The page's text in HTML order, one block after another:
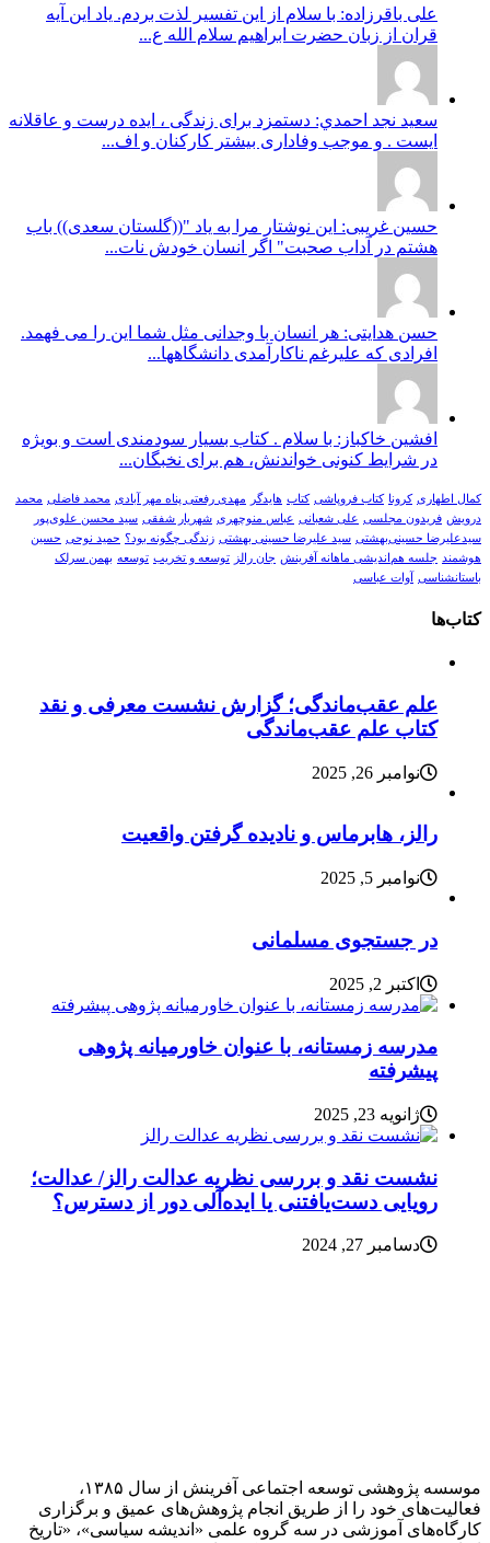
علی باقرزاده: با سلام از این تفسیر لذت بردم. یاد این آیه
قران از زبان حضرت ابراهیم سلام الله ع...
سعيد نجد احمدي: دستمزد برای زندگی ، ایده درست و عاقلانه
ایست . و موجب وفاداری بیشتر کارکنان و اف...
حسین غریبی: این نوشتار مرا به یاد "((گلستان سعدی)) باب
هشتم در آداب صحبت" اگر انسان خودش نات...
حسن هدایتی: هر انسان با وجدانی مثل شما این را می فهمد.
افرادی که علیرغم ناکارآمدی دانشگاهها...
افشین خاکباز: با سلام . کتاب بسیار سودمندی است و بویژه
در شرایط کنونی خواندنش، هم برای نخبگان...
کمال اطهاری کرونا کتاب فروپاشی کتاب هایدگر مهدی رفعتی پناه مهر آبادی محمد فاضلی محمد
درویش فریدون مجلسی علی شعبانی عباس منوچهری شهریار شفقی سید محسن علوی‌پور
سیدعلیرضا حسینی‌بهشتی سید علیرضا حسینی بهشتی زندگی چگونه بود؟ حمید نوحی حسین
هوشمند
جلسه هم‌اندیشی ماهانه آفرینش جان رالز توسعه و تخریب توسعه بهمن سرلک
باستانشناسی
آوات عباسی
کتاب‌ها
علم عقب‌ماندگی؛ گزارش نشست معرفی و نقد
کتاب علم عقب‌ماندگی
نوامبر 26, 2025
رالز، هابرماس و نادیده گرفتن واقعیت
نوامبر 5, 2025
در جستجوی مسلمانی
اکتبر 2, 2025
مدرسه زمستانه، با عنوان خاورمیانه پژوهی
پیشرفته
ژانویه 23, 2025
نشست نقد و بررسی نظریه عدالت رالز/ عدالت؛
رویایی دست‌یافتنی یا ایده‌آلی دور از دسترس؟
دسامبر 27, 2024
موسسه پژوهشی توسعه اجتماعی آفرینش از سال ۱۳۸۵،
فعالیت‌های خود را از طریق انجام پژوهش‌های عمیق و برگزاری
کارگاه‌های آموزشی در سه گروه علمی «اندیشه سیاسی»، «تاریخ